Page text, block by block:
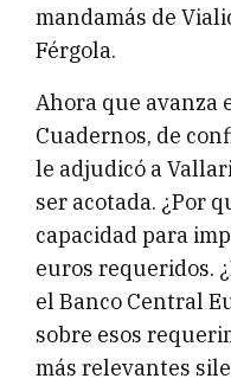
mandamás de
Férgola.
Ahora que avanza
Cuadernos, de
le adjudicó a
ser acotada. ¿Por
capacidad para
euros requeridos.
el Banco Central
sobre esos
más relevantes